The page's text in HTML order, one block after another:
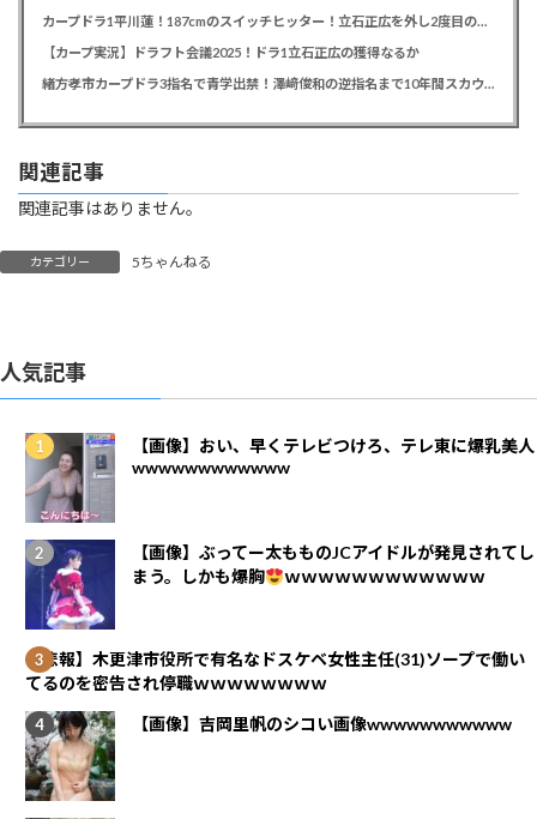
カープドラ1平川蓮！187cmのスイッチヒッター！立石正広を外し2度目の重複も新井監督がクジを引き当てる！【ドラフト会議2025】
【カープ実況】ドラフト会議2025！ドラ1立石正広の獲得なるか
緒方孝市カープドラ3指名で青学出禁！澤﨑俊和の逆指名まで10年間スカウト出禁
関連記事
関連記事はありません。
カテゴリー 5ちゃんねる
人気記事
【画像】おい、早くテレビつけろ、テレ東に爆乳美人
wwwwwwwwwwww
【画像】ぶってー太もものJCアイドルが発見されてし
まう。しかも爆胸
ｗｗｗｗｗｗｗｗｗｗｗｗ
【悲報】木更津市役所で有名なドスケベ女性主任(31)ソープで働い
てるのを密告され停職ｗｗｗｗｗｗｗｗ
【画像】吉岡里帆のシコい画像wwwwwwwwwww